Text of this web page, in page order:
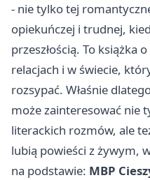
- nie tylko tej
opiekuńczej i trudnej,
przeszłością. To książka
relacjach i w świecie,
rozsypać. Właśnie
może zainteresować nie
literackich rozmów, ale
lubią powieści z żywym,
na podstawie: MBP